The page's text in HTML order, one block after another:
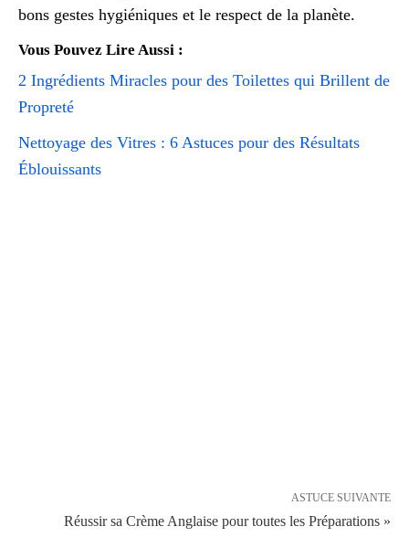
bons gestes hygiéniques et le respect de la planète.
Vous Pouvez Lire Aussi :
2 Ingrédients Miracles pour des Toilettes qui Brillent de
Propreté
Nettoyage des Vitres : 6 Astuces pour des Résultats
Éblouissants
ASTUCE SUIVANTE
Réussir sa Crème Anglaise pour toutes les Préparations »